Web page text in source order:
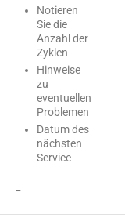
Notieren
Sie die
Anzahl der
Zyklen
Hinweise
zu
eventuellen
Problemen
Datum des
nächsten
Service